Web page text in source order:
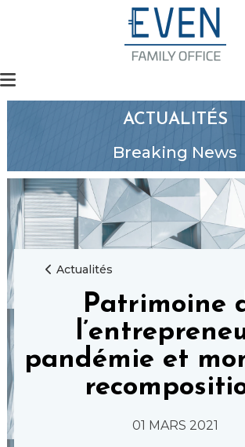
ACTUALITÉS
Breaking News
Actualités
Patrimoine
pandémie et
01 MARS 2021